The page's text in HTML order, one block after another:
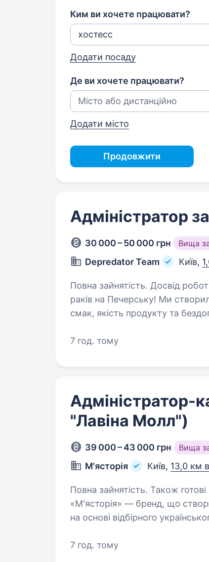
Ким ви хочете працювати?
Додати посаду
Де ви хочете працювати?
Додати місто
Продовжити
Адміністратор
30 000 – 50 000 грн Вища
Depredator Team Київ,
Повна зайнятість. Досвід роботи від 1 року. «Raki
раків на Печерську! Ми
смак, якість продукту та
7 год. тому
Адміністратор-
"Лавіна Молл")
39 000 – 43 000 грн Вища
М'ясторія Київ, 13,0 км
Повна зайнятість. Також
«М'ясторія» — бренд, що
на основі відбірного
для…
7 год. тому